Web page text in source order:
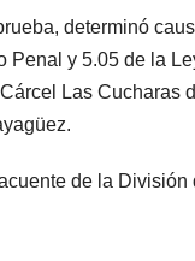
determinó
y 5.05 de la
Las Cucharas
de la